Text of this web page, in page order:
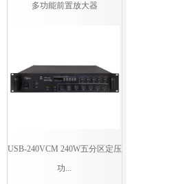
多功能前置放大器
USB-240VCM 240W五分区定压
功...